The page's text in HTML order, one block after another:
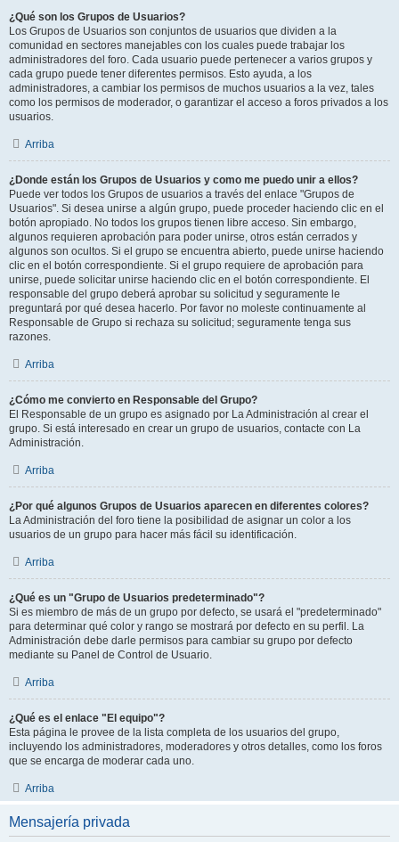
¿Qué son los Grupos de Usuarios?
Los Grupos de Usuarios son conjuntos de usuarios que dividen a la
comunidad en sectores manejables con los cuales puede trabajar los
administradores del foro. Cada usuario puede pertenecer a varios grupos y
cada grupo puede tener diferentes permisos. Esto ayuda, a los
administradores, a cambiar los permisos de muchos usuarios a la vez, tales
como los permisos de moderador, o garantizar el acceso a foros privados a los
usuarios.
Arriba
¿Donde están los Grupos de Usuarios y como me puedo unir a ellos?
Puede ver todos los Grupos de usuarios a través del enlace "Grupos de
Usuarios". Si desea unirse a algún grupo, puede proceder haciendo clic en el
botón apropiado. No todos los grupos tienen libre acceso. Sin embargo,
algunos requieren aprobación para poder unirse, otros están cerrados y
algunos son ocultos. Si el grupo se encuentra abierto, puede unirse haciendo
clic en el botón correspondiente. Si el grupo requiere de aprobación para
unirse, puede solicitar unirse haciendo clic en el botón correspondiente. El
responsable del grupo deberá aprobar su solicitud y seguramente le
preguntará por qué desea hacerlo. Por favor no moleste continuamente al
Responsable de Grupo si rechaza su solicitud; seguramente tenga sus
razones.
Arriba
¿Cómo me convierto en Responsable del Grupo?
El Responsable de un grupo es asignado por La Administración al crear el
grupo. Si está interesado en crear un grupo de usuarios, contacte con La
Administración.
Arriba
¿Por qué algunos Grupos de Usuarios aparecen en diferentes colores?
La Administración del foro tiene la posibilidad de asignar un color a los
usuarios de un grupo para hacer más fácil su identificación.
Arriba
¿Qué es un "Grupo de Usuarios predeterminado"?
Si es miembro de más de un grupo por defecto, se usará el "predeterminado"
para determinar qué color y rango se mostrará por defecto en su perfil. La
Administración debe darle permisos para cambiar su grupo por defecto
mediante su Panel de Control de Usuario.
Arriba
¿Qué es el enlace "El equipo"?
Esta página le provee de la lista completa de los usuarios del grupo,
incluyendo los administradores, moderadores y otros detalles, como los foros
que se encarga de moderar cada uno.
Arriba
Mensajería privada